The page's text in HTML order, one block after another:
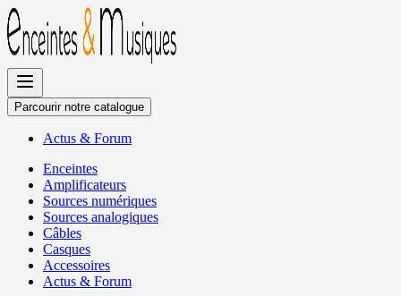
Allez
au
contenu
Parcourir notre catalogue
Actus & Forum
Enceintes
Amplificateurs
Sources numériques
Sources analogiques
Câbles
Casques
Accessoires
Actus & Forum